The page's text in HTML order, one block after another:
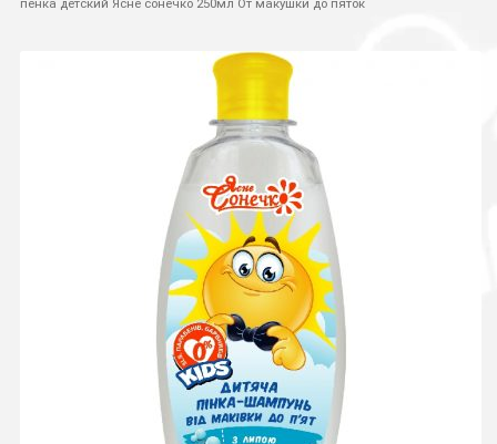
пенка детский Ясне сонечко 250мл От макушки до пяток